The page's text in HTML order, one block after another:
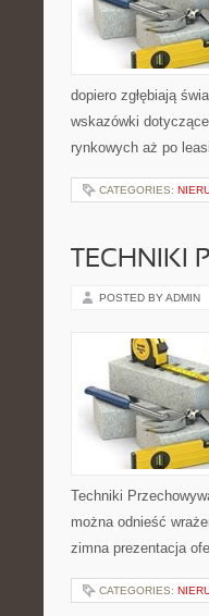
dopiero zgłębiają
wskazówki
rynkowych aż po
CATEGORIES:
TECHNIKI
POSTED BY ADMIN
Techniki
można odnieść
zimna prezentacja
CATEGORIES: